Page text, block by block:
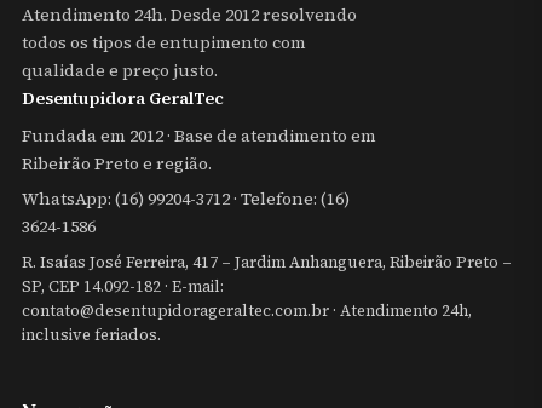
Atendimento 24h. Desde 2012 resolvendo
todos os tipos de entupimento com
qualidade e preço justo.
Desentupidora GeralTec
Fundada em 2012 · Base de atendimento em
Ribeirão Preto e região.
WhatsApp: (16) 99204-3712· Telefone: (16)
3624-1586
R. Isaías José Ferreira, 417 – Jardim Anhanguera, Ribeirão Preto –
SP, CEP 14.092-182 · E-mail:
contato@desentupidorageraltec.com.br· Atendimento 24h,
inclusive feriados.